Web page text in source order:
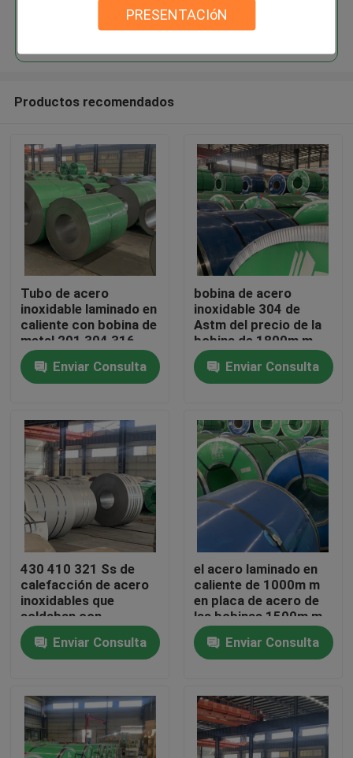
PRESENTACIóN
Inicio
Productos
Sobre nosotros
Visita a la fábrica
Control de Calidad
Contacto
Solicitar una cotización
Bobina de acero inoxidable
Bobina de acero en frío
Continuar
Productos recomendados
Tubo de acero
inoxidable laminado en
caliente con bobina de
metal 201 304 316
300 serie
Enviar Consulta
bobina de acero
inoxidable 304 de
Astm del precio de la
bobina de 1800m m
2000m m Ss 304
Enviar Consulta
430 410 321 Ss de
calefacción de acero
inoxidables que
soldaban con
autógena la bobina
laminaron para la
construcción
Enviar Consulta
el acero laminado en
caliente de 1000m m
en placa de acero de
las bobinas 1500m m
laminó la superficie 2B
Enviar Consulta